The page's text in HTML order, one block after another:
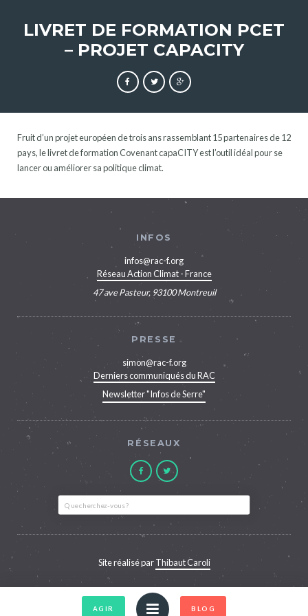
AGIR BLOG
LIVRET DE FORMATION PCET
– PROJET CAPACITY
Fruit d’un projet européen de trois ans rassemblant 15 partenaires de 12
pays, le livret de formation Covenant capaCITY est l’outil idéal pour se
lancer ou améliorer sa politique climat.
INFOS
infos@rac-f.org
Réseau Action Climat - France
47 ave Pasteur, 93100 Montreuil
PRESSE
simon@rac-f.org
Derniers communiqués du RAC
Newsletter "Infos de Serre"
RÉSEAUX
Site réalisé parThibaut Caroli